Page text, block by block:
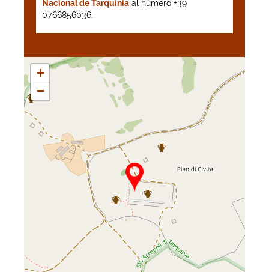
Nacional de Tarquinia al número +39
0766856036.
+
−